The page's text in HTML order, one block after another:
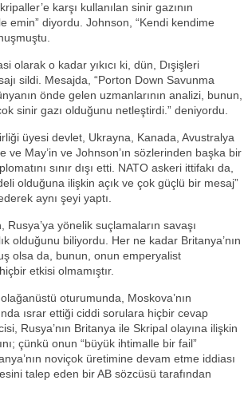
karşı kullanılan sinir gazının
emin” diyordu. Johnson, “Kendi kendime
olarak o kadar yıkıcı ki, dün, Dışişleri
sildi. Mesajda, “Porton Down Savunma
önde gelen uzmanlarının analizi, bunun,
sinir gazı olduğunu netleştirdi.” deniyordu.
üyesi devlet, Ukrayna, Kanada, Avustralya
May’in ve Johnson’ın sözlerinden başka bir
sınır dışı etti. NATO askeri ittifakı da,
olduğuna ilişkin açık ve çok güçlü bir mesaj”
aynı şeyi yaptı.
yönelik suçlamaların savaşı
olduğunu biliyordu. Her ne kadar Britanya’nın
olsa da, bunun, onun emperyalist
etkisi olmamıştır.
oturumunda, Moskova’nın
ısrar ettiği ciddi sorulara hiçbir cevap
Rusya’nın Britanya ile Skripal olayına ilişkin
çünkü onun “büyük ihtimalle bir fail”
noviçok üretimine devam etme iddiası
talep eden bir AB sözcüsü tarafından